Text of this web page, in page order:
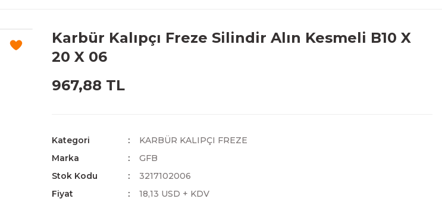
Karbür Kalıpçı Freze Silindir Alın Kesmeli B10 X
20 X 06
967,88 TL
Kategori
KARBÜR KALIPÇI FREZE
Marka
GFB
Stok Kodu
3217102006
Fiyat
18,13 USD + KDV